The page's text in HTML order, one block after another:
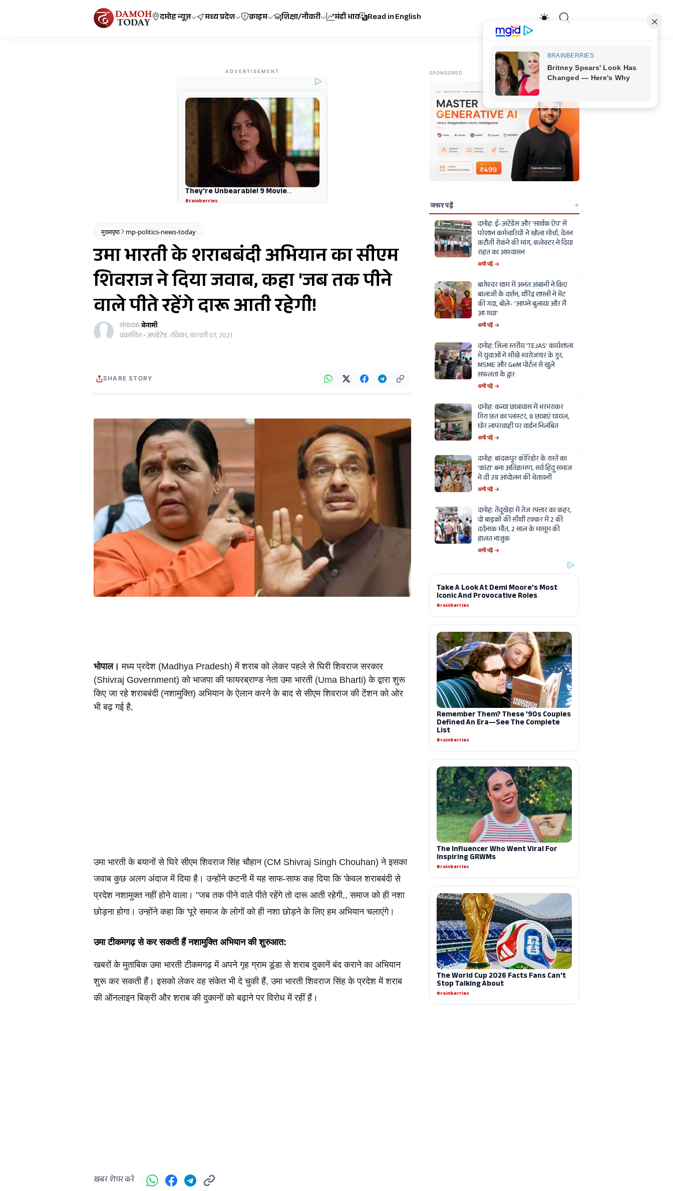
दमोह न्यूज़ मध्य प्रदेश क्राइम शिक्षा/नौकरी मंडी भाव Read in English
ADVERTISEMENT
मुख्यपृष्ठ mp-politics-news-today
उमा भारती के शराबबंदी अभियान का सीएम
शिवराज ने दिया जवाब, कहा 'जब तक पीने
वाले पीते रहेंगे दारू आती रहेगी!
संपादक:बेनामी
प्रकाशित • अपडेटेड :रविवार, फ़रवरी 07, 2021
SHARE STORY
भोपाल। मध्य प्रदेश (Madhya Pradesh) में शराब को लेकर पहले से घिरी शिवराज सरकार
(Shivraj Government) को भाजपा की फायरब्राण्ड नेता उमा भारती (Uma Bharti) के द्वारा शुरू
किए जा रहे शराबबंदी (नशामुक्ति) अभियान के ऐलान करने के बाद से सीएम शिवराज की टेंशन को ओर
भी बढ़ गई है,
उमा भारती के बयानों से घिरे सीएम शिवराज सिंह चौहान (CM Shivraj Singh Chouhan) ने इसका
जवाब कुछ अलग अंदाज में दिया है। उन्होंने कटनी में यह साफ-साफ कह दिया कि 'केवल शराबबंदी से
प्रदेश नशामुक्त नहीं होने वाला। "जब तक पीने वाले पीते रहेंगे तो दारू आती रहेगी,, समाज को ही नशा
छोड़ना होगा। उन्होंने कहा कि 'पूरे समाज के लोगों को ही नशा छोड़ने के लिए हम अभियान चलाएंगे।
उमा टीकमगढ़ से कर सकती हैं नशामुक्ति अभियान की शुरुआत:
खबरों के मुताबिक उमा भारती टीकमगढ़ में अपने गृह ग्राम डूंडा से शराब दुकानें बंद कराने का अभियान
शुरू कर सकती हैं। इसको लेकर वह संकेत भी दे चुकी हैं, उमा भारती शिवराज सिंह के प्रदेश में शराब
की ऑनलाइन बिक्री और शराब की दुकानों को बढ़ाने पर विरोध में रहीं हैं।
ख़बर शेयर करें
SPONSORED
जरूर पढ़ें
दमोह: ई-अटेंडेंस और 'सार्थक ऐप' से
परेशान कर्मचारियों ने खोला मोर्चा, वेतन
कटौती रोकने की मांग, कलेक्टर ने दिया
राहत का आश्वासन
अभी पढ़ें →
बागेश्वर धाम में अनंत अंबानी ने किए
बालाजी के दर्शन, धीरेंद्र शास्त्री ने भेंट
की गदा, बोले- 'आपने बुलाया और मैं
आ गया'
अभी पढ़ें →
दमोह: जिला स्तरीय 'TEJAS' कार्यशाला
में युवाओं ने सीखे स्वरोजगार के गुर,
MSME और GeM पोर्टल से खुले
सफलता के द्वार
अभी पढ़ें →
दमोह: कन्या छात्रावास में भरभराकर
गिरा छत का प्लास्टर, 8 छात्राएं घायल,
घोर लापरवाही पर वार्डन निलंबित
अभी पढ़ें →
दमोह: बांदकपुर कॉरिडोर के रास्ते का
'कांटा' बना अतिक्रमण, सर्व हिंदू समाज
ने दी उग्र आंदोलन की चेतावनी
अभी पढ़ें →
दमोह: तेंदूखेड़ा में तेज रफ्तार का कहर,
दो बाइकों की सीधी टक्कर में 2 की
दर्दनाक मौत, 2 साल के मासूम की
हालत नाजुक
अभी पढ़ें →